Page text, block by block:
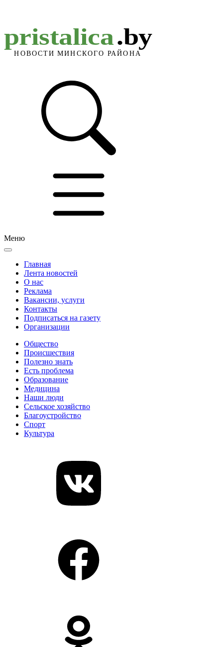
Меню
Главная
Лента новостей
О нас
Реклама
Вакансии, услуги
Контакты
Подписаться на газету
Организации
Общество
Происшествия
Полезно знать
Есть проблема
Образование
Медицина
Наши люди
Сельское хозяйство
Благоустройство
Спорт
Культура